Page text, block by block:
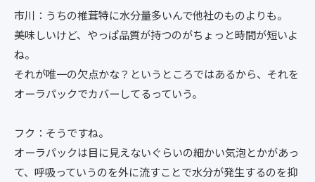
市川：うちの椎茸特に水分量多いんで他社のものよりも。
美味しいけど、やっぱ品質が持つのがちょっと時間が短いよ
ね。
それが唯一の欠点かな？というところではあるから、それを
オーラパックでカバーしてるっていう。
フク：そうですね。
オーラパックは目に見えないぐらいの細かい気泡とかがあっ
て、呼吸っていうのを外に流すことで水分が発生するのを抑